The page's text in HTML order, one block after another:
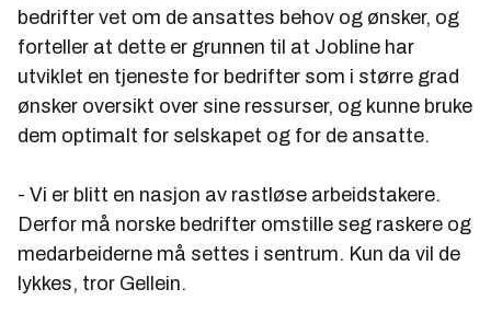
bedrifter vet om de ansattes behov og ønsker, og
forteller at dette er grunnen til at Jobline har
utviklet en tjeneste for bedrifter som i større grad
ønsker oversikt over sine ressurser, og kunne bruke
dem optimalt for selskapet og for de ansatte.
- Vi er blitt en nasjon av rastløse arbeidstakere.
Derfor må norske bedrifter omstille seg raskere og
medarbeiderne må settes i sentrum. Kun da vil de
lykkes, tror Gellein.